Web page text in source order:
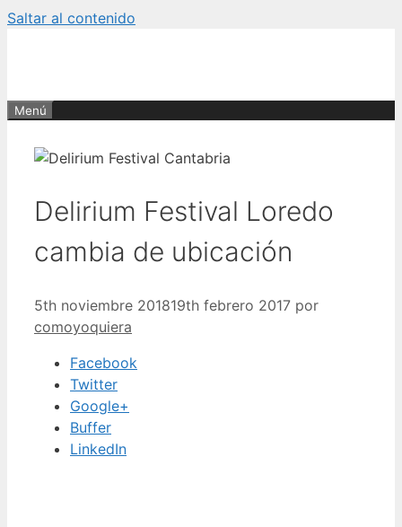
Saltar al contenido
Menú
Delirium Festival Loredo
cambia de ubicación
5th noviembre 201819th febrero 2017 por
comoyoquiera
Facebook
Twitter
Google+
Buffer
LinkedIn